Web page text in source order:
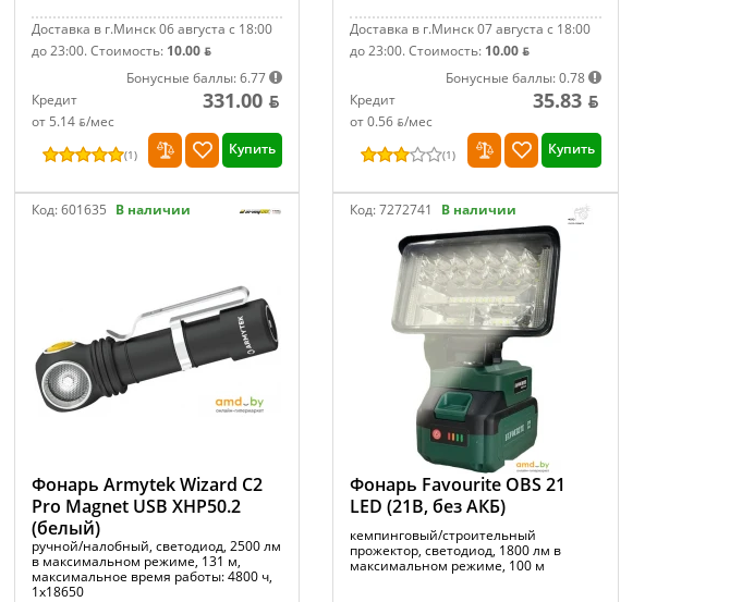
Доставка в г.Минск 06 августа с 18:00
до 23:00.Стоимость: 10.00 ƃ
Бонусные баллы: 6.77
Кредит
от 5.14 ƃ/мec
331.00 ƃ
(1) Купить
Доставка в г.Минск 07 августа с 18:00
до 23:00.Стоимость: 10.00 ƃ
Бонусные баллы: 0.78
Кредит
от 0.56 ƃ/мec
35.83 ƃ
(1) Купить
Код:601635 В наличии
Фонарь Armytek Wizard C2
Pro Magnet USB XHP50.2
(белый)
ручной/налобный, светодиод, 2500 лм
в максимальном режиме, 131 м,
максимальное время работы: 4800 ч,
1x18650
Код:7272741 В наличии
Фонарь Favourite OBS 21
LED (21B, без АКБ)
кемпинговый/строительный
прожектор, светодиод, 1800 лм в
максимальном режиме, 100 м